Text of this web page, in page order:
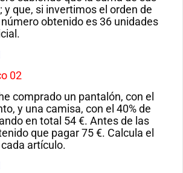
y que, si invertimos el orden de
obtenido es 36 unidades
02
comprado un pantalón, con el
y una camisa, con el 40% de
en total 54 €. Antes de las
que pagar 75 €. Calcula el
artículo.